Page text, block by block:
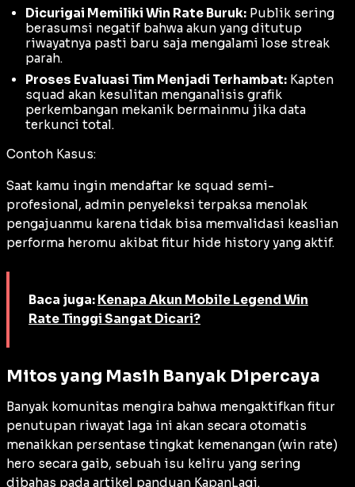
Dicurigai Memiliki Win Rate Buruk: Publik sering
berasumsi negatif bahwa akun yang ditutup
riwayatnya pasti baru saja mengalami lose streak
parah.
Proses Evaluasi Tim Menjadi Terhambat: Kapten
squad akan kesulitan menganalisis grafik
perkembangan mekanik bermainmu jika data
terkunci total.
Contoh Kasus:
Saat kamu ingin mendaftar ke squad semi-
profesional, admin penyeleksi terpaksa menolak
pengajuanmu karena tidak bisa memvalidasi keaslian
performa heromu akibat fitur hide history yang aktif.
Baca juga: Kenapa Akun Mobile Legend Win
Rate Tinggi Sangat Dicari?
Mitos yang Masih Banyak Dipercaya
Banyak komunitas mengira bahwa mengaktifkan fitur
penutupan riwayat laga ini akan secara otomatis
menaikkan persentase tingkat kemenangan (win rate)
hero secara gaib, sebuah isu keliru yang sering
dibahas pada artikel panduan KapanLagi.